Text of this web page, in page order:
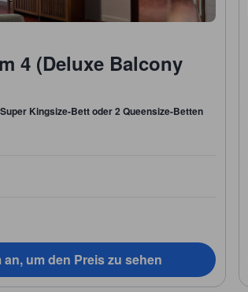
4 (Deluxe Balcony
Kingsize-Bett oder 2 Queensize-Betten
um den Preis zu sehen